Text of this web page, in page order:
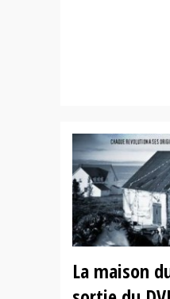
La maison